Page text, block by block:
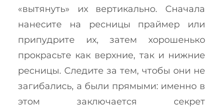
«вытянуть» их вертикально. Сначала
нанесите на ресницы праймер или
припудрите их, затем хорошенько
прокрасьте как верхние, так и нижние
ресницы. Следите за тем, чтобы они не
загибались, а были прямыми: именно в
этом заключается секрет